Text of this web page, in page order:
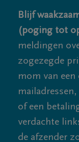
Blijf
(poging tot
meldingen
zogezegde
mom van
of een
verdachte
de afzender